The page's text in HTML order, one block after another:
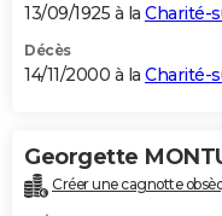
13/09/1925 à la Charité-
Décès
14/11/2000 à la Charité-
Georgette
Créer une cagnotte